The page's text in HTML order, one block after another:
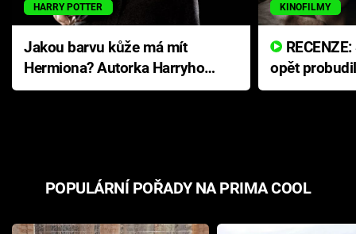
HARRY POTTER
Jakou barvu kůže má mít
Hermiona? Autorka Harryho
Pottera přišla s ráznou
KINOFILMY
opět
přichází s
POPULÁRNÍ POŘADY NA PRIMA COOL